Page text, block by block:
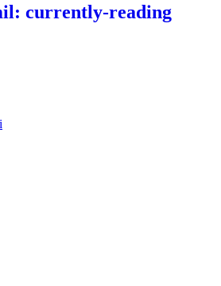
currently-reading